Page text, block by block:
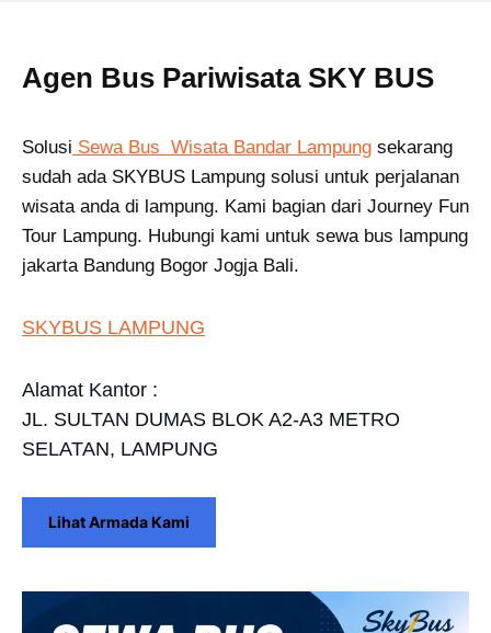
Agen Bus Pariwisata SKY BUS
Solusi Sewa Bus Wisata Bandar Lampung sekarang
sudah ada SKYBUS Lampung solusi untuk perjalanan
wisata anda di lampung. Kami bagian dari Journey Fun
Tour Lampung. Hubungi kami untuk sewa bus lampung
jakarta Bandung Bogor Jogja Bali.
SKYBUS LAMPUNG
Alamat Kantor :
JL. SULTAN DUMAS BLOK A2-A3 METRO
SELATAN, LAMPUNG
Lihat Armada Kami